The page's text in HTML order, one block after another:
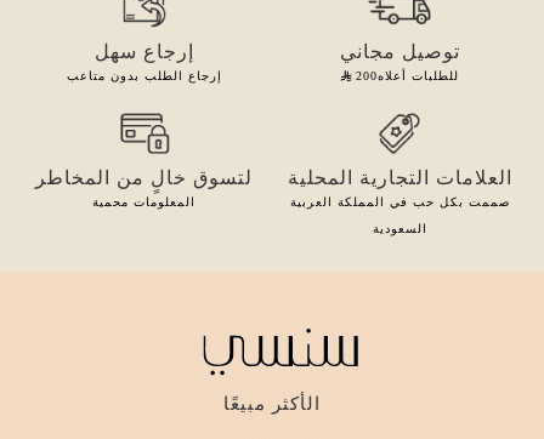
توصيل مجاني
للطلبات أعلاه200
إرجاع سهل
إرجاع الطلب بدون متاعب
العلامات التجارية المحلية
صممت بكل حب في المملكة العربية
السعودية
لتسوق خالٍ من المخاطر
المعلومات محمية
الأكثر مبيعًا